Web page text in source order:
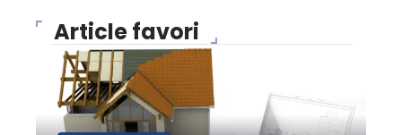
Article favori